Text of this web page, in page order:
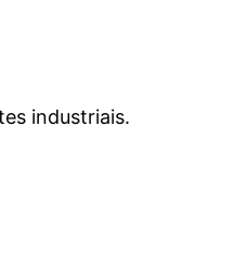
industriais.